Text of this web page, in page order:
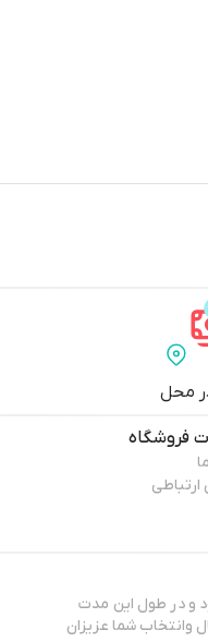
محل
فروشگاه
ارتباطی
و در طول این مدت
وانتخاب شما عزیزان